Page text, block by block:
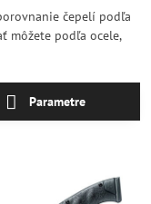
čepelí podľa
môžete podľa ocele,
Parametre